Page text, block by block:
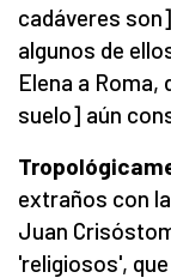
cadáveres
algunos de
Elena a Roma,
suelo] aún
extraños con
Juan
'religiosos',